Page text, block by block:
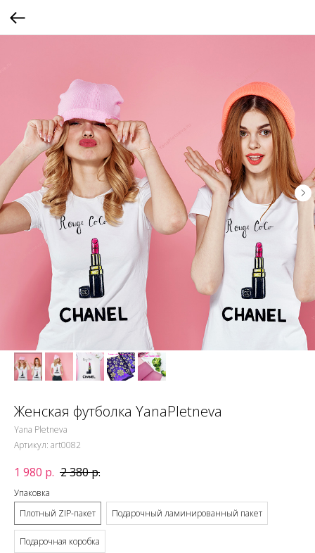
Женская футболка YanaPletneva
Yana Pletneva
Артикул: art0082
1 980 р. 2 380р.
Упаковка
Плотный ZIP-пакет
Подарочный ламинированный пакет
Подарочная коробка